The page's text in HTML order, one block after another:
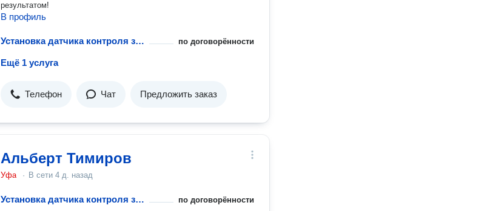
результатом!
В профиль
Установка датчика контроля загазованности горючих газов по договорённости
Ещё 1 услуга
Телефон Чат Предложить заказ
Альберт Тимиров
Уфа · В сети 4 д. назад
Установка датчика контроля загазованности горючих газов по договорённости